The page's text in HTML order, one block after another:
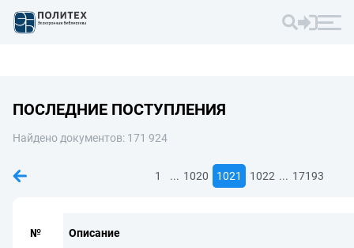
ПОСЛЕДНИЕ ПОСТУПЛЕНИЯ
Найдено документов: 171 924
1 ... 1020 1021 1022 ... 17193
№ Описание